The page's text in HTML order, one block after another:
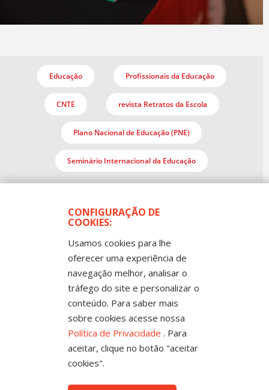
CONFIGURAÇÃO DE
COOKIES:
Usamos cookies para lhe
oferecer uma experiência de
navegação melhor, analisar o
tráfego do site e personalizar o
conteúdo. Para saber mais
sobre cookies acesse nossa
Política de Privacidade . Para
aceitar, clique no botão "aceitar
cookies".
Educação Profissionais da Educação
CNTE revista Retratos da Escola
Plano Nacional de Educação (PNE)
Seminário Internacional da Educação
Todos os Direitos Reservados
Sintep-MT - Sindicato dos Trabalhadores no Ensino
Público de Mato Grosso
Bandeirantes - Cuiabá-MT CEP 78010-170 |
4327